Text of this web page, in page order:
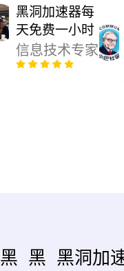
黑洞加速器每
天免费一小时
信息技术专家
黑 黑 黑洞加